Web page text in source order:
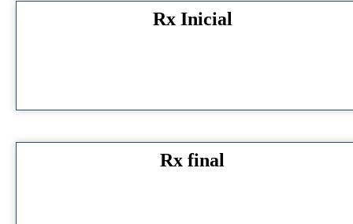
Rx Inicial
Rx final